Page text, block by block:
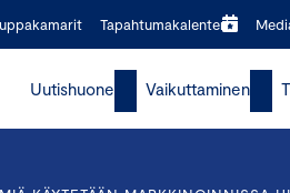
Tapahtumakalenteri
Uutishuone Vaikuttaminen